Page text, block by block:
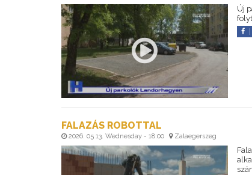
Új
FALAZÁS ROBOTTAL
2026. 05 13. Wednesday - 18:00 Zalaegerszeg